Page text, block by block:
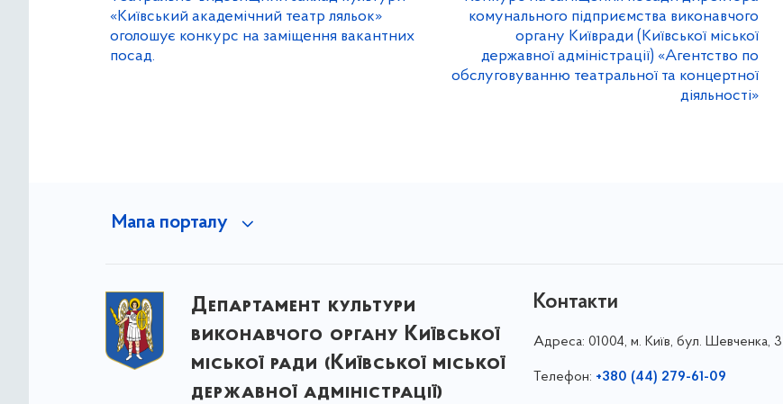
«Київський академічний театр ляльок»
оголошує конкурс на заміщення вакантних
посад.
комунального підприємства виконавчого
органу Київради (Київської міської
державної адміністрації) «Агентство по
обслуговуванню театральної та концертної
діяльності»
Мапа порталу
Департамент культури
виконавчого органу Київської
міської ради (Київської міської
державної адміністрації)
Контакти
Адреса: 01004, м. Київ, бул. Шевченка, 3
Телефон: +380 (44) 279-61-09